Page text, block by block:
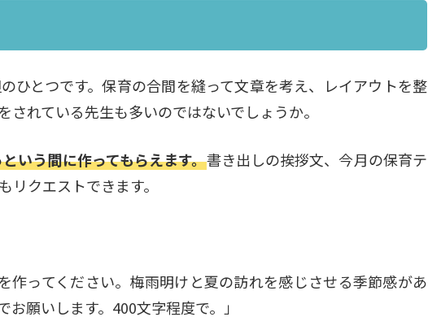
ひとつです。保育の合間を縫って文章を考え、レイアウトを整
れている先生も多いのではないでしょうか。
いう間に作ってもらえます。書き出しの挨拶文、今月の保育テ
クエストできます。
作ってください。梅雨明けと夏の訪れを感じさせる季節感があ
願いします。400文字程度で。」